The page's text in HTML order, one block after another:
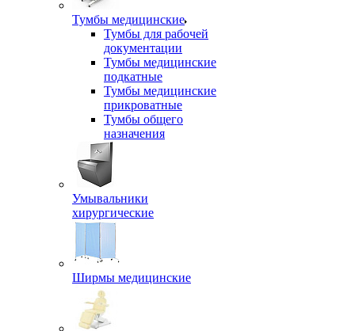
Тумбы медицинские
Тумбы для рабочей
документации
Тумбы медицинские
подкатные
Тумбы медицинские
прикроватные
Тумбы общего
назначения
Умывальники
хирургические
Ширмы медицинские